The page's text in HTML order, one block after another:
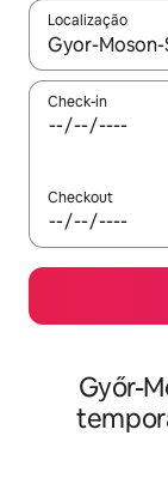
Localização
Quando os
Check-in
Checkout
Győr-